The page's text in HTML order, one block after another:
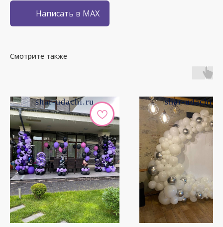
Написать в MAX
Смотрите также
shar-udachi.ru shar-udachi.ru